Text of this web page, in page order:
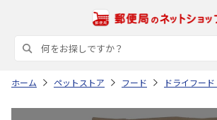
ホーム ペットストア フード ドライフード